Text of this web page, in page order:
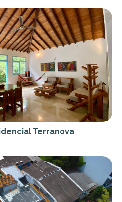
Terranova